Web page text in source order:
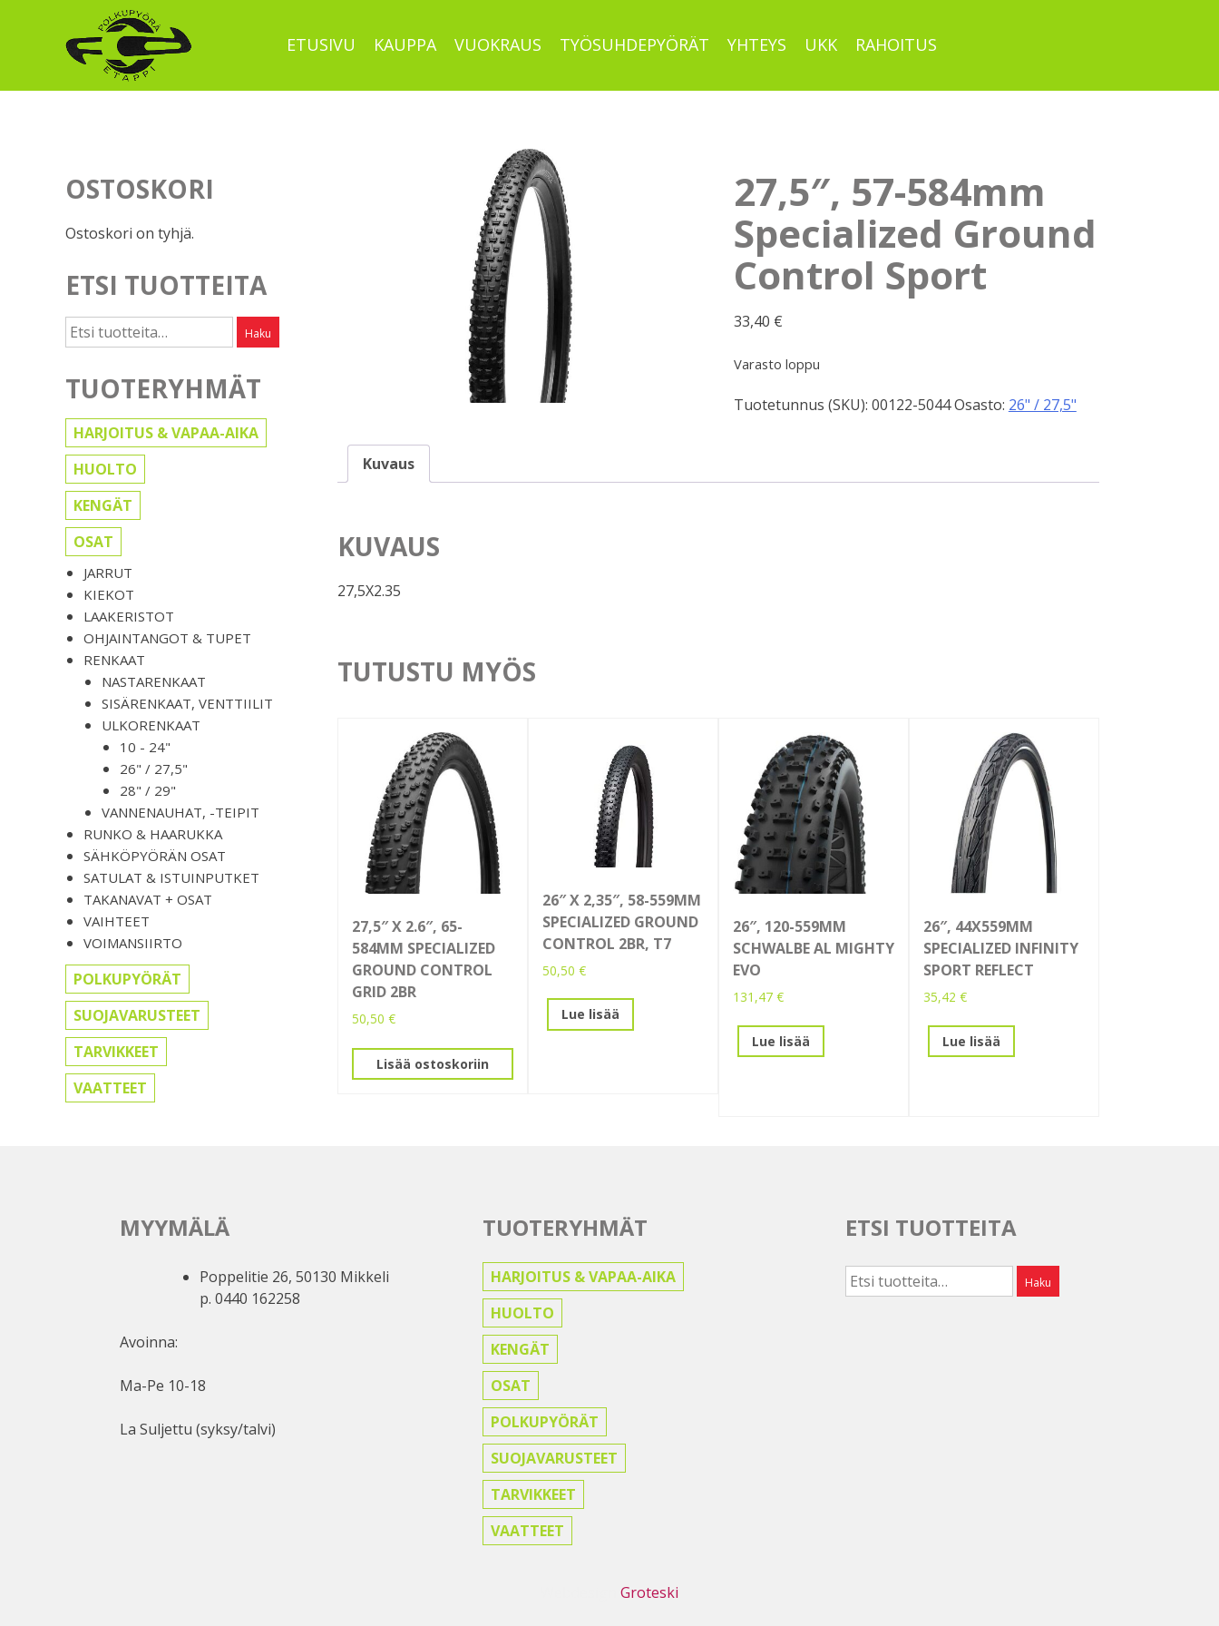
ETUSIVU KAUPPA VUOKRAUS TYÖSUHDEPYÖRÄT YHTEYS UKK RAHOITUS
OSTOSKORI
Ostoskori on tyhjä.
ETSI TUOTTEITA
Etsi: Haku
TUOTERYHMÄT
HARJOITUS & VAPAA-AIKA
HUOLTO
KENGÄT
OSAT
JARRUT
KIEKOT
LAAKERISTOT
OHJAINTANGOT & TUPET
RENKAAT
NASTARENKAAT
SISÄRENKAAT, VENTTIILIT
ULKORENKAAT
10 - 24"
26" / 27,5"
28" / 29"
VANNENAUHAT, -TEIPIT
RUNKO & HAARUKKA
SÄHKÖPYÖRÄN OSAT
SATULAT & ISTUINPUTKET
TAKANAVAT + OSAT
VAIHTEET
VOIMANSIIRTO
POLKUPYÖRÄT
SUOJAVARUSTEET
TARVIKKEET
VAATTEET
27,5″, 57-584mm
Specialized Ground
Control Sport
33,40 €
Varasto loppu
Tuotetunnus (SKU): 00122-5044Osasto: 26" / 27,5"
Kuvaus
KUVAUS
27,5X2.35
TUTUSTU MYÖS
27,5″ X 2.6″, 65-
584MM SPECIALIZED
GROUND CONTROL
GRID 2BR
50,50 €
Lisää ostoskoriin
26″ X 2,35″, 58-559MM
SPECIALIZED GROUND
CONTROL 2BR, T7
50,50 €
Lue lisää
26″, 120-559MM
SCHWALBE AL MIGHTY
EVO
131,47 €
Lue lisää
26″, 44X559MM
SPECIALIZED INFINITY
SPORT REFLECT
35,42 €
Lue lisää
MYYMÄLÄ
Poppelitie 26, 50130 Mikkeli
p. 0440 162258
Avoinna:
Ma-Pe 10-18
La Suljettu (syksy/talvi)
TUOTERYHMÄT
HARJOITUS & VAPAA-AIKA
HUOLTO
KENGÄT
OSAT
POLKUPYÖRÄT
SUOJAVARUSTEET
TARVIKKEET
VAATTEET
ETSI TUOTTEITA
Etsi: Haku
Groteski